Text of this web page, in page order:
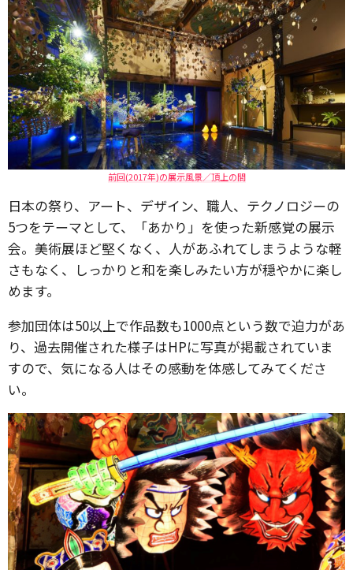
前回(2017年)の展示風景／頂上の間
日本の祭り、アート、デザイン、職人、テクノロジーの
5つをテーマとして、「あかり」を使った新感覚の展示
会。美術展ほど堅くなく、人があふれてしまうような軽
さもなく、しっかりと和を楽しみたい方が穏やかに楽し
めます。
参加団体は50以上で作品数も1000点という数で迫力があ
り、過去開催された様子はHPに写真が掲載されていま
すので、気になる人はその感動を体感してみてくださ
い。